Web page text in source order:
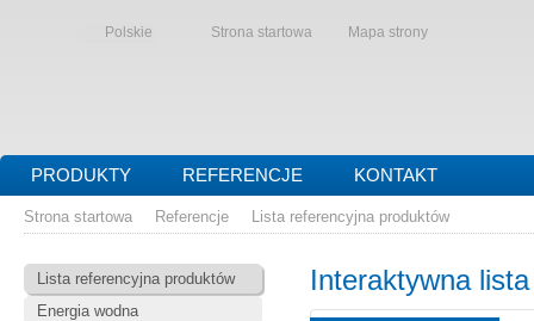
Polskie Strona startowa Mapa strony
PRODUKTY REFERENCJE KONTAKT
Strona startowa Referencje Lista referencyjna produktów
Lista referencyjna produktów
Energia wodna
Interaktywna